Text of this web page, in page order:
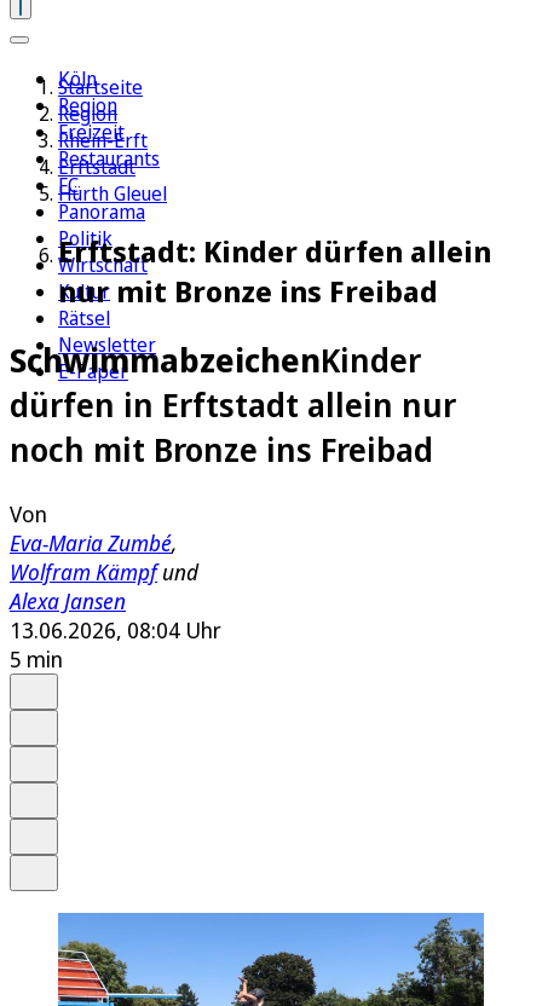
Köln
Region
Freizeit
Restaurants
FC
Panorama
Politik
Wirtschaft
Kultur
Rätsel
Newsletter
E-Paper
Startseite
Region
Rhein-Erft
Erftstadt
Hürth Gleuel
Erftstadt: Kinder dürfen allein
nur mit Bronze ins Freibad
SchwimmabzeichenKinder
dürfen in Erftstadt allein nur
noch mit Bronze ins Freibad
Von
Eva-Maria Zumbé,
Wolfram Kämpfund
Alexa Jansen
13.06.2026, 08:04 Uhr
5 min